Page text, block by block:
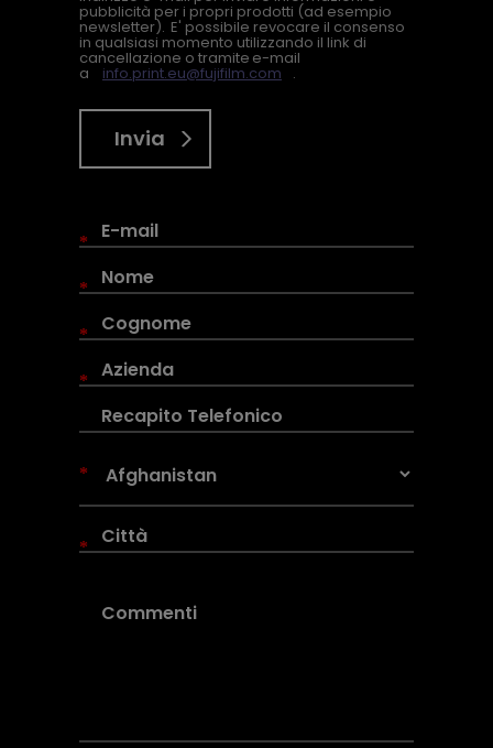
pubblicità per i propri prodotti (ad esempio
newsletter). E' possibile revocare il consenso
in qualsiasi momento utilizzando il link di
cancellazione o tramite e-mail
a info.print.eu@fujifilm.com .
Invia
*
*
*
*
*
*